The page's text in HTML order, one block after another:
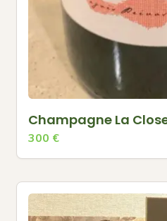
Champagne La
300 €